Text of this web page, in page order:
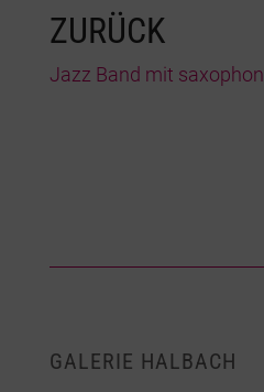
ZURÜCK
Jazz Band mit saxophon
GALERIE HALBACH